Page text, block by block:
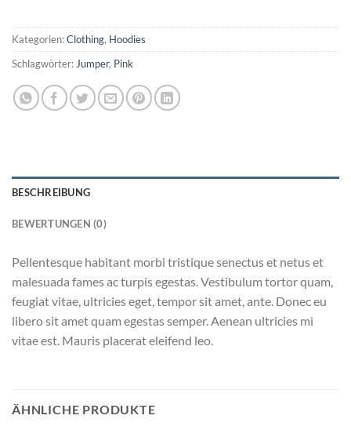
Kategorien:Clothing, Hoodies
Schlagwörter: Jumper, Pink
BESCHREIBUNG
BEWERTUNGEN (0)
Pellentesque habitant morbi tristique senectus et netus et
malesuada fames ac turpis egestas. Vestibulum tortor quam,
feugiat vitae, ultricies eget, tempor sit amet, ante. Donec eu
libero sit amet quam egestas semper. Aenean ultricies mi
vitae est. Mauris placerat eleifend leo.
ÄHNLICHE PRODUKTE